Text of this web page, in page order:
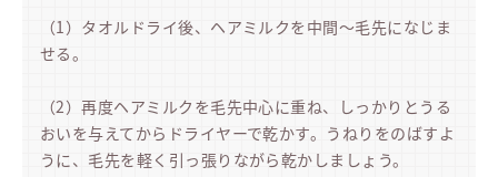
（1）タオルドライ後、ヘアミルクを中間～毛先になじま
せる。
（2）再度ヘアミルクを毛先中心に重ね、しっかりとうる
おいを与えてからドライヤーで乾かす。うねりをのばすよ
うに、毛先を軽く引っ張りながら乾かしましょう。